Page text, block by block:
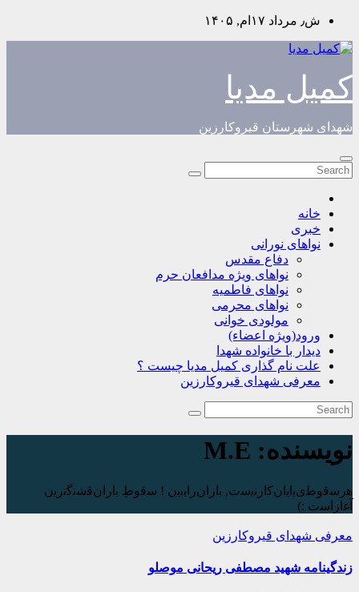
Skip
content
ش٫ مرداد ۱۷ام, ۱۴۰۵
کمیل مدیا
شهدای شهرستان قیروکارزین
خانه
خبری
نواهای نورانی
دفاع مقدس
نواهای ویژه مدافعان حرم
نواهای فاطمیه
نواهای محرمی
مولودی خوانی
ورود(ویژه اعضاء)
دیدار با خانواده شهدا
علت نام گذاری کمیل مدیا چیست ؟
معرفی شهدای قیروکارزین
نویسنده: M.E
ه‍‌رس‍‌ق‍‌وط‍‌ی‌پ‍‌ای‍‌ان‌ک‍‌ارن‍‌ی‍‌س‍‌ت‌, ب‍‌اران‌راب‍‌ب‍‌ی‍‌ن ! س‍‌ق‍‌وطِ ب‍‌اران‌ق‍‌ش‍‌ن‍‌گ‍‌ت‍‌ری‍‌ن
آغ‍‌ازاس‍‌ت :)️
معرفی شهدای قیروکارزین
زندگینامه شهید مصطفی ریحانی موصلو